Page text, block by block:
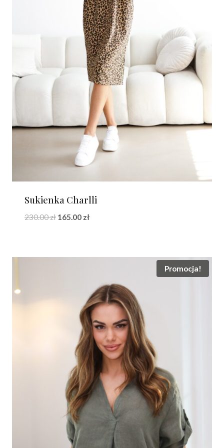
Sukienka Charlli
230.00zł Pierwotna
165.00 złAktualna
Promocja!